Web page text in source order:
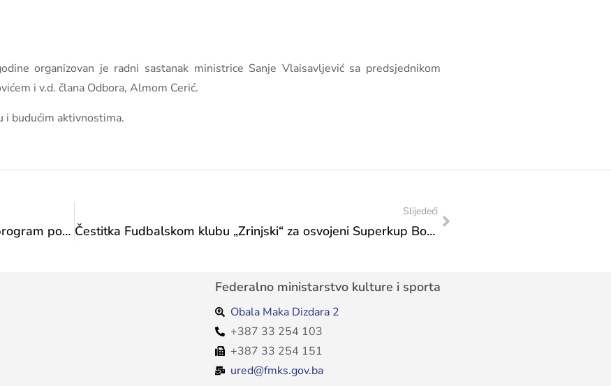
organizovan je radni sastanak ministrice Sanje Vlaisavljević sa predsjednikom
i v.d. člana Odbora, Almom Cerić.
i budućim aktivnostima.
Na Šetnici u srijedu, 28. 5. 2025. godine u 14 sati program povodom obilježavanja Međunarodnog dana sporta
Slijedeći
Čestitka Fudbalskom klubu „Zrinjski“ za osvojeni Superkup Bosne i Hercegovine
Federalno ministarstvo kulture i sporta
Obala Maka Dizdara 2
+387 33 254 103
+387 33 254 151
ured@fmks.gov.ba